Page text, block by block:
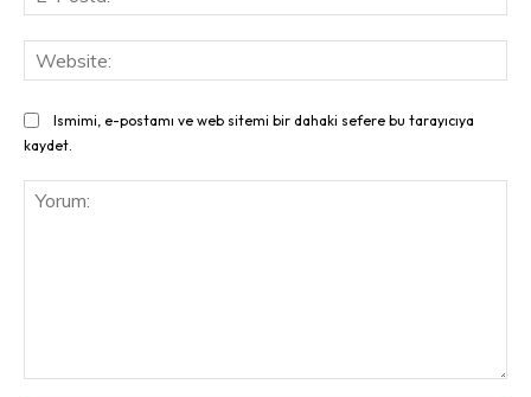
Ismimi, e-postamı ve web sitemi bir dahaki sefere bu tarayıcıya
kaydet.